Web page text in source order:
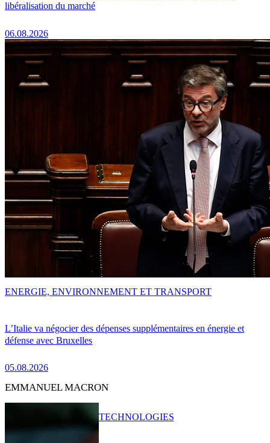
libéralisation du marché
06.08.2026
L’Italie va négocier des dépenses supplémentaires en énergie et
défense avec Bruxelles
05.08.2026
ENERGIE, ENVIRONNEMENT ET TRANSPORT
EMMANUEL MACRON
TECHNOLOGIES